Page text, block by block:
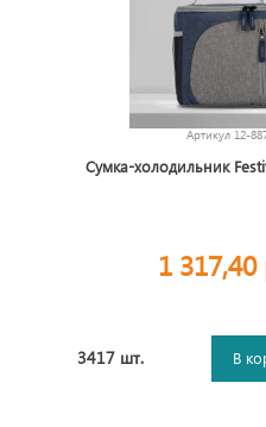
Артикул 12-
Сумка-холодильник
1 317,40
3417 шт. В